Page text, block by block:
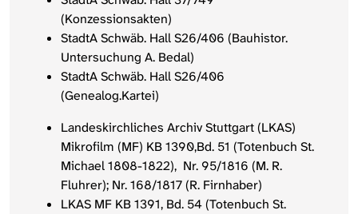
(Konzessionsakten)
StadtA Schwäb. Hall S26/406 (Bauhistor.
Untersuchung A. Bedal)
StadtA Schwäb. Hall S26/406
(Genealog.Kartei)
Landeskirchliches Archiv Stuttgart (LKAS)
Mikrofilm (MF) KB 1390,Bd. 51 (Totenbuch St.
Michael 1808-1822), Nr. 95/1816 (M. R.
Fluhrer); Nr. 168/1817 (R. Firnhaber)
LKAS MF KB 1391, Bd. 54 (Totenbuch St.